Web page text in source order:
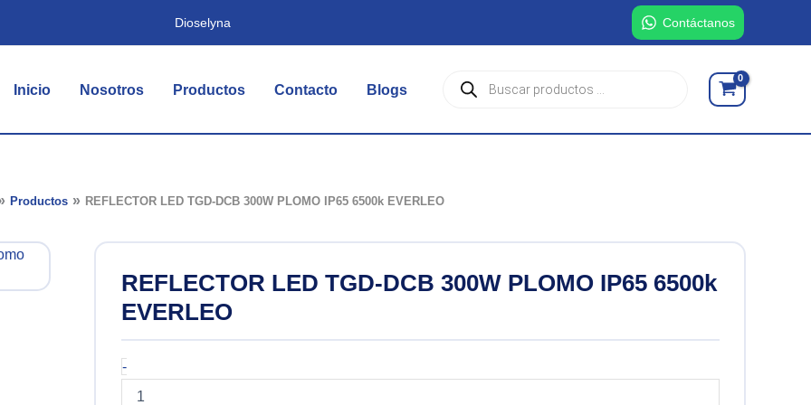
Dioselyna Contáctanos
Inicio Nosotros Productos Contacto Blogs
Búsqueda
Productos REFLECTOR LED TGD-DCB 300W PLOMO IP65 6500k EVERLEO
REFLECTOR LED TGD-DCB 300W PLOMO IP65 6500k
EVERLEO
-REFLECTOR
LED
TGD-